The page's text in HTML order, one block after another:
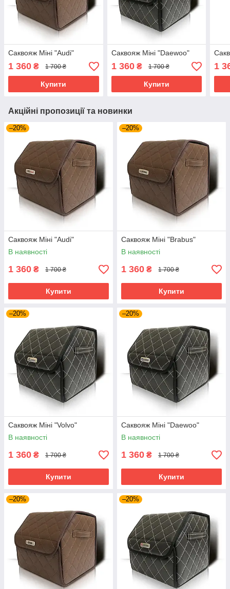
Саквояж Міні "Audi"
1 360 ₴ 1 700 ₴
Купити
Саквояж Міні "Daewoo"
1 360₴ 1 700 ₴
Купити
1
Акційні пропозиції та новинки
–20%
Саквояж Міні "Audi"
В наявності
1 360 ₴ 1 700 ₴
Купити
–20%
Саквояж Міні "Brabus"
В наявності
1 360 ₴ 1 700 ₴
Купити
–20%
Саквояж Міні "Volvo"
В наявності
1 360 ₴ 1 700 ₴
Купити
–20%
Саквояж Міні "Daewoo"
В наявності
1 360 ₴ 1 700 ₴
Купити
–20% –20%